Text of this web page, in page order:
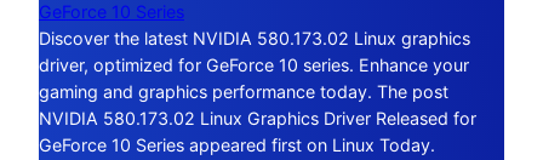
GeForce 10 Series
Discover the latest NVIDIA 580.173.02 Linux graphics
driver, optimized for GeForce 10 series. Enhance your
gaming and graphics performance today. The post
NVIDIA 580.173.02 Linux Graphics Driver Released for
GeForce 10 Series appeared first on Linux Today.